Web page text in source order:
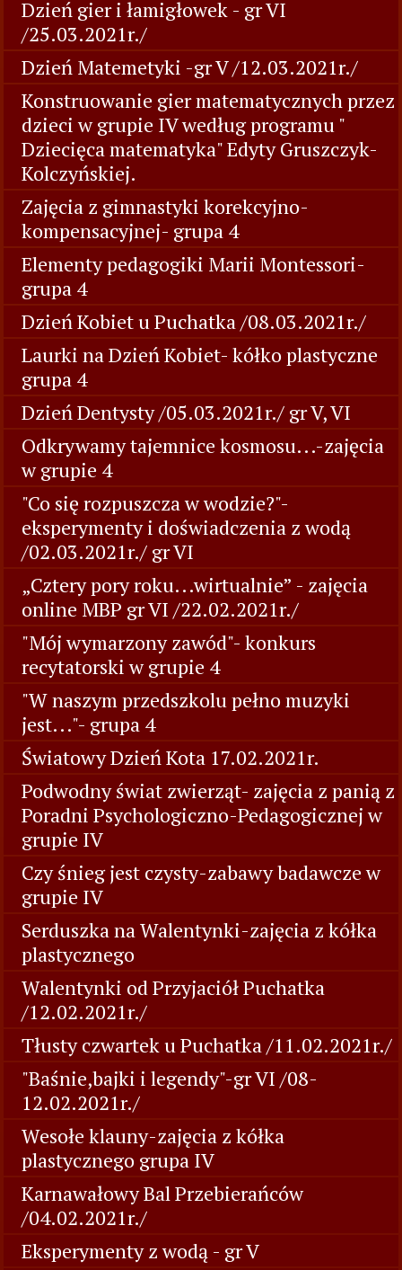
Dzień gier i łamigłowek - gr VI
/25.03.2021r./
Dzień Matemetyki -gr V /12.03.2021r./
Konstruowanie gier matematycznych przez
dzieci w grupie IV według programu "
Dziecięca matematyka" Edyty Gruszczyk-
Kolczyńskiej.
Zajęcia z gimnastyki korekcyjno-
kompensacyjnej- grupa 4
Elementy pedagogiki Marii Montessori-
grupa 4
Dzień Kobiet u Puchatka /08.03.2021r./
Laurki na Dzień Kobiet- kółko plastyczne
grupa 4
Dzień Dentysty /05.03.2021r./ gr V, VI
Odkrywamy tajemnice kosmosu...-zajęcia
w grupie 4
"Co się rozpuszcza w wodzie?"-
eksperymenty i doświadczenia z wodą
/02.03.2021r./ gr VI
„Cztery pory roku...wirtualnie” - zajęcia
online MBP gr VI /22.02.2021r./
"Mój wymarzony zawód"- konkurs
recytatorski w grupie 4
"W naszym przedszkolu pełno muzyki
jest..."- grupa 4
Światowy Dzień Kota 17.02.2021r.
Podwodny świat zwierząt- zajęcia z panią z
Poradni Psychologiczno-Pedagogicznej w
grupie IV
Czy śnieg jest czysty-zabawy badawcze w
grupie IV
Serduszka na Walentynki-zajęcia z kółka
plastycznego
Walentynki od Przyjaciół Puchatka
/12.02.2021r./
Tłusty czwartek u Puchatka /11.02.2021r./
"Baśnie,bajki i legendy"-gr VI /08-
12.02.2021r./
Wesołe klauny-zajęcia z kółka
plastycznego grupa IV
Karnawałowy Bal Przebierańców
/04.02.2021r./
Eksperymenty z wodą - gr V